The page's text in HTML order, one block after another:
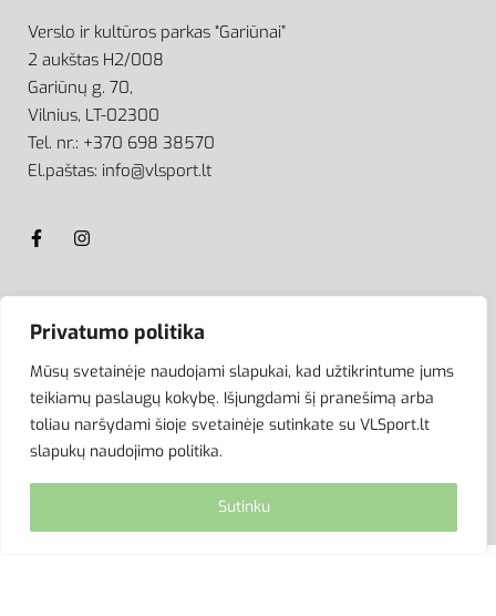
Privatumo politika
Mūsų svetainėje naudojami slapukai, kad užtikrintume jums
teikiamų paslaugų kokybę. Išjungdami šį pranešimą arba
toliau naršydami šioje svetainėje sutinkate su VLSport.lt
slapukų naudojimo politika.
Sutinku
Verslo ir kultūros parkas “Gariūnai”
2 aukštas H2/008
Gariūnų g. 70,
Vilnius, LT-02300
Tel. nr.: +370 698 38570
El.paštas: info@vlsport.lt